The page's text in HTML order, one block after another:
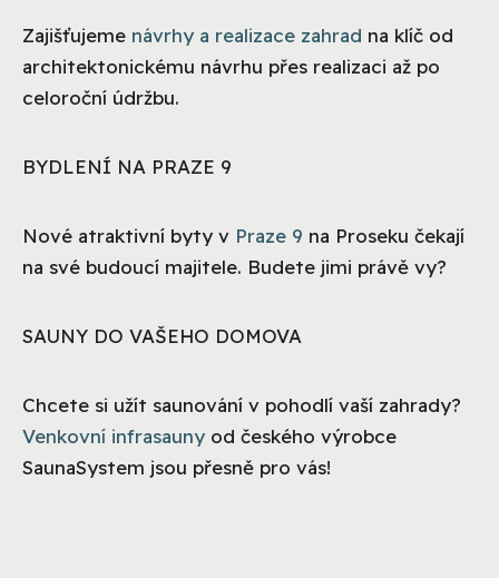
Zajišťujeme návrhy a realizace zahrad na klíč od
architektonickému návrhu přes realizaci až po
celoroční údržbu.
BYDLENÍ NA PRAZE 9
Nové atraktivní byty v Praze 9 na Proseku čekají
na své budoucí majitele. Budete jimi právě vy?
SAUNY DO VAŠEHO DOMOVA
Chcete si užít saunování v pohodlí vaší zahrady?
Venkovní infrasauny od českého výrobce
SaunaSystem jsou přesně pro vás!